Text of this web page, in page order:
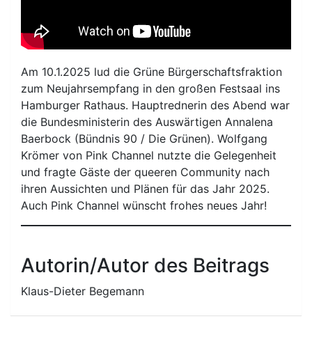
Am 10.1.2025 lud die Grüne Bürgerschaftsfraktion
zum Neujahrsempfang in den großen Festsaal ins
Hamburger Rathaus. Hauptrednerin des Abend war
die Bundesministerin des Auswärtigen Annalena
Baerbock (Bündnis 90 / Die Grünen). Wolfgang
Krömer von Pink Channel nutzte die Gelegenheit
und fragte Gäste der queeren Community nach
ihren Aussichten und Plänen für das Jahr 2025.
Auch Pink Channel wünscht frohes neues Jahr!
Autorin/Autor des Beitrags
Klaus-Dieter Begemann